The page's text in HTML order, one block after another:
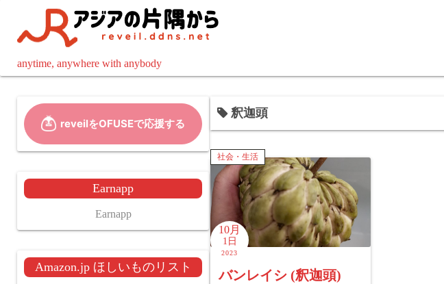
ツ
anytime, anywhere with anybody
釈迦頭
社会・生活
10月
1日
2023
バンレイシ (釈迦頭)
Earnapp
Earnapp
Amazon.jp ほしいものリスト